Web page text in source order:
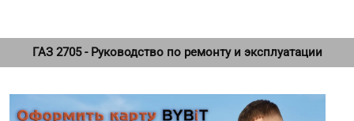
ГАЗ 2705 - Руководство по ремонту и эксплуатации